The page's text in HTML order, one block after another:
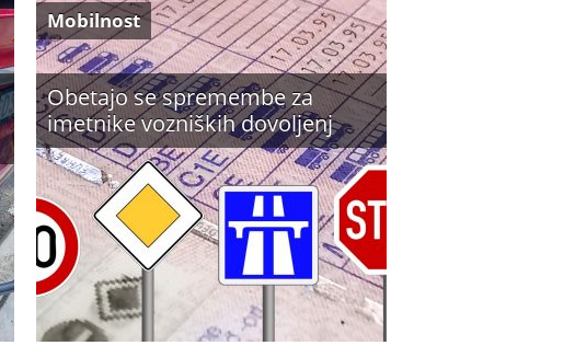
Obetajo se spremembe za
imetnike vozniških dovoljenj
Mobilnost